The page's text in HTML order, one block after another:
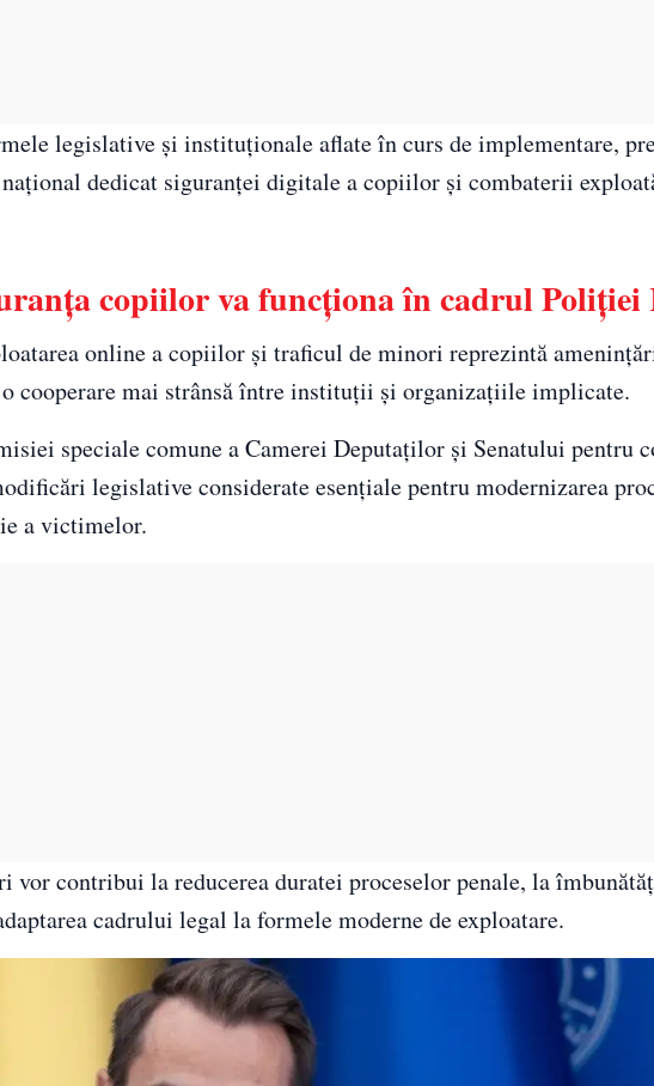
legislative și instituționale aflate în curs de implementare,
dedicat siguranței digitale a copiilor și combaterii
copiilor va funcționa în cadrul Poliției
online a copiilor și traficul de minori reprezintă
cooperare mai strânsă între instituții și organizațiile implicate.
speciale comune a Camerei Deputaților și Senatului pentru
legislative considerate esențiale pentru modernizarea
a victimelor.
contribui la reducerea duratei proceselor penale, la
cadrului legal la formele moderne de exploatare.